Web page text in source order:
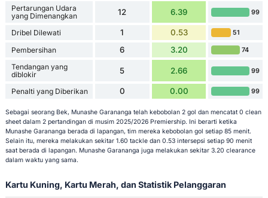
Pertarungan Udara
yang Dimenangkan
12 6.39 99
Dribel Dilewati 1 0.53 51
Pembersihan 6 3.20 74
Tendangan yang
diblokir
5 2.66 99
Penalti yang Diberikan 0 0.00 99
Sebagai seorang Bek, Munashe Garananga telah kebobolan 2 gol dan mencatat 0 clean
sheet dalam 2 pertandingan di musim 2025/2026 Premiership. Ini berarti ketika
Munashe Garananga berada di lapangan, tim mereka kebobolan gol setiap 85 menit.
Selain itu, mereka melakukan sekitar 1.60 tackle dan 0.53 intersepsi setiap 90 menit
saat berada di lapangan. Munashe Garananga juga melakukan sekitar 3.20 clearance
dalam waktu yang sama.
Kartu Kuning, Kartu Merah, dan Statistik Pelanggaran